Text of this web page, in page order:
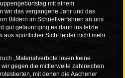
mit einem
wir das vergangene Jahr und das
Bildern im Schnellverfahren an uns
gut gelaunt ging es dann ins letzte
aus sportlicher Sicht leider nicht mehr
„Materialverbote lösen keine
wir gegen die mittlerweile zahlreichen
mit denen die Aachener